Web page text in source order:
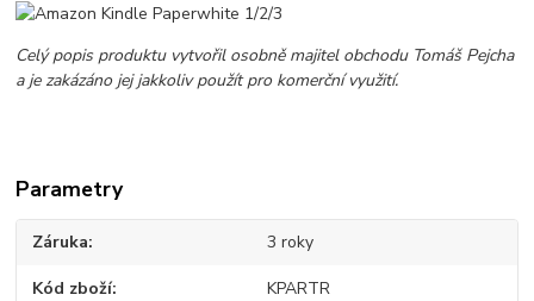
Celý popis produktu vytvořil osobně majitel obchodu Tomáš Pejcha
a je zakázáno jej jakkoliv použít pro komerční využití.
Parametry
Záruka 3 roky
Kód zboží KPARTR